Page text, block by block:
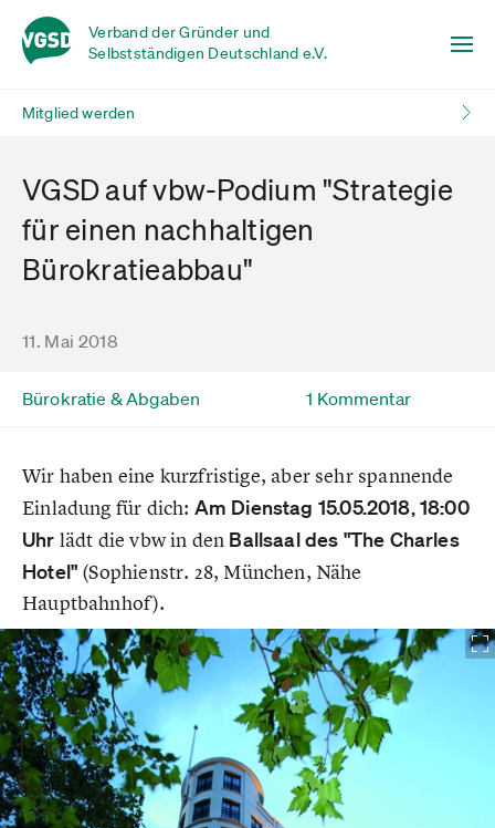
Verband der Gründer und
Selbstständigen Deutschland e.V.
Mitglied werden
VGSD auf vbw-Podium "Strategie
für einen nachhaltigen
Bürokratieabbau"
11. Mai 2018
Bürokratie & Abgaben 1 Kommentar
Wir haben eine kurzfristige, aber sehr spannende
Einladung für dich: Am Dienstag 15.05.2018, 18:00
Uhr lädt die vbw in den Ballsaal des "The Charles
Hotel" (Sophienstr. 28, München, Nähe
Hauptbahnhof).